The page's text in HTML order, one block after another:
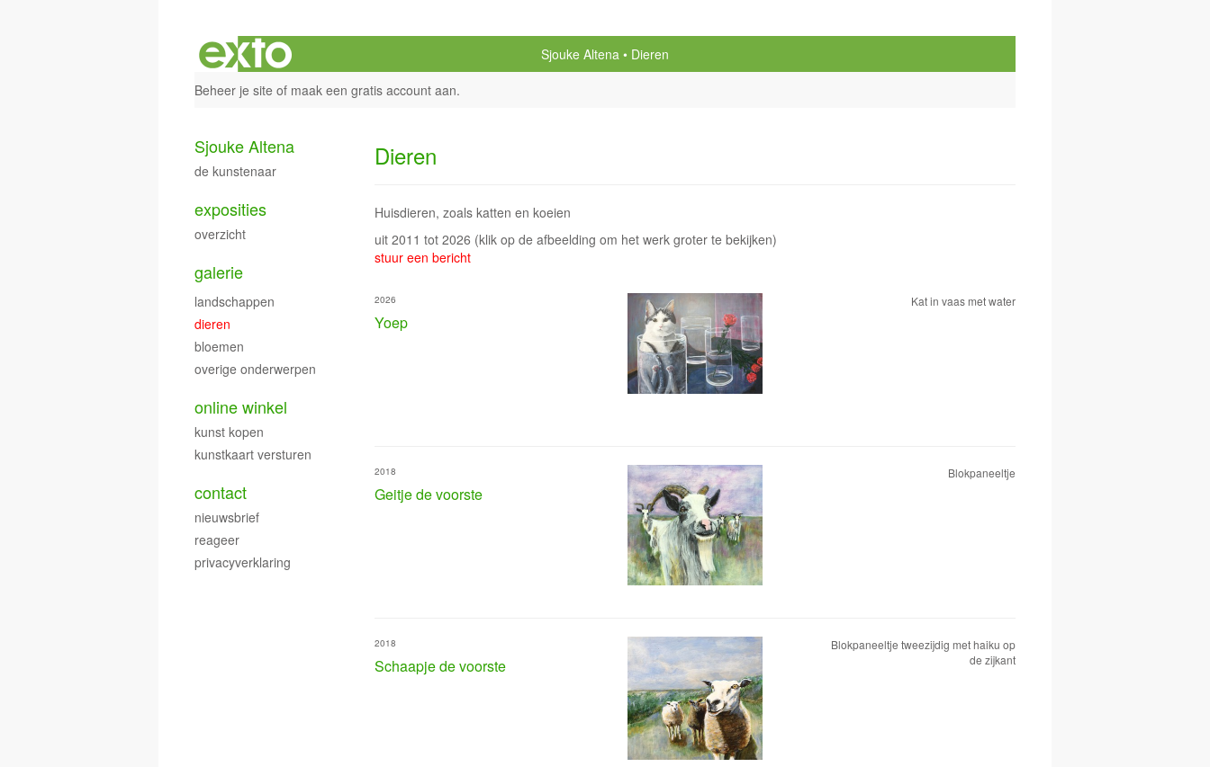
Sjouke Altena
Dieren
Beheer je site of maak een gratis account aan.
Dieren
Huisdieren, zoals katten en koeien
uit 2011 tot 2026 (klik op de afbeelding om het werk groter te bekijken)
stuur een bericht
Yoep
2026 Kat in vaas met water
Geitje de voorste
2018 Blokpaneeltje
Schaapje de voorste
2018
Blokpaneeltje tweezijdig met haiku op
de zijkant
Sjouke Altena
de kunstenaar
exposities
overzicht
galerie
landschappen
dieren
bloemen
overige onderwerpen
online winkel
kunst kopen
kunstkaart versturen
contact
nieuwsbrief
reageer
privacyverklaring